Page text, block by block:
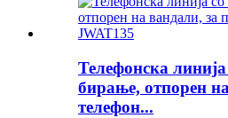
Телефонска
бирање, отпорен
телефон...